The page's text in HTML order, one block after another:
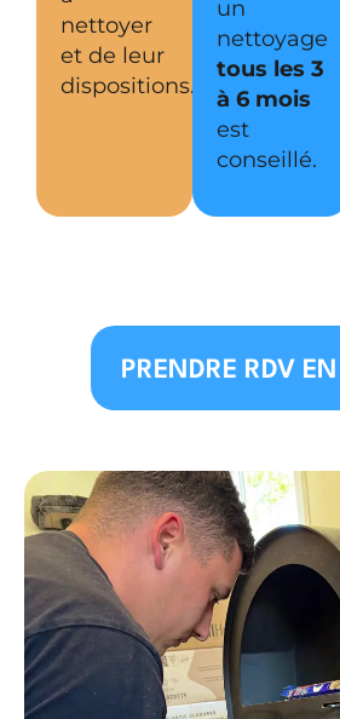
nettoyer
et de leur
dispositions.
un
nettoyage
tous les 3
à 6 mois
est
conseillé.
PRENDRE RDV